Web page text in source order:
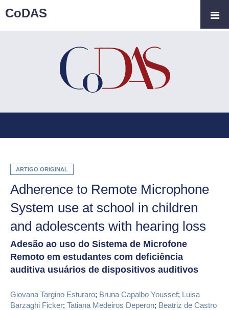
ARTIGO ORIGINAL
Adherence to Remote Microphone
System use at school in children
and adolescents with hearing loss
Adesão ao uso do Sistema de Microfone
Remoto em estudantes com deficiência
auditiva usuários de dispositivos auditivos
Giovana Targino Esturaro; Bruna Capalbo Youssef; Luisa
Barzaghi Ficker; Tatiana Medeiros Deperon; Beatriz de Castro
CoDAS